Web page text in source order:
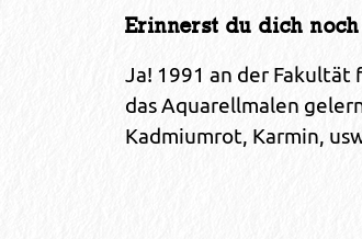
Erinnerst du dich
Ja! 1991 an der Fakultät
das Aquarellmalen
Kadmiumrot, Karmin,